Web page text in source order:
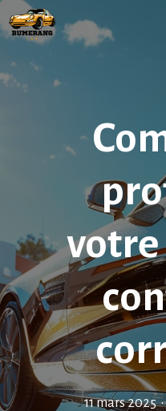
Aller
au
11 mars 2025 •